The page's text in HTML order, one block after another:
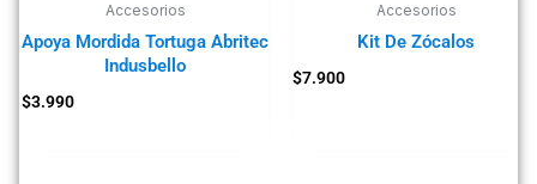
Accesorios
Apoya Mordida Tortuga Abritec
Indusbello
$3.990
Accesorios
Kit De Zócalos
$7.900